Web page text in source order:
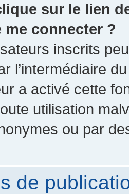
sur le lien
me connecter ?
inscrits
l’intermédiaire
a activé cette
utilisation
ou par
de